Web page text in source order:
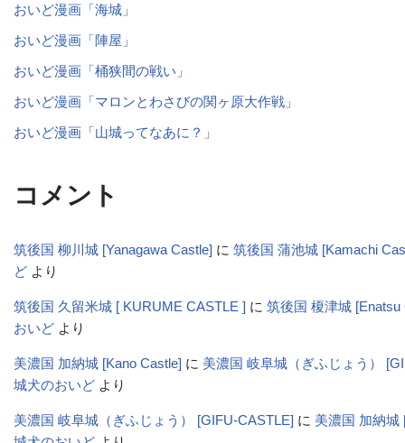
おいど漫画「海城」
おいど漫画「陣屋」
おいど漫画「桶狭間の戦い」
おいど漫画「マロンとわさびの関ヶ原大作戦」
おいど漫画「山城ってなあに？」
コメント
筑後国 柳川城 [Yanagawa Castle] に 筑後国 蒲池城 [Kamachi
ど より
筑後国 久留米城 [ KURUME CASTLE ] に 筑後国 榎津城 [Enatsu
おいど より
美濃国 加納城 [Kano Castle] に 美濃国 岐阜城（ぎふじょう）
城犬のおいど より
美濃国 岐阜城（ぎふじょう） [GIFU-CASTLE] に 美濃国 加納城